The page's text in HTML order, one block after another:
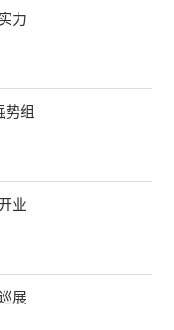
受消费者青睐的
会觉得采暖用空
个系统呢?其实，
二者之间的差
弊端，比如最常
出口位于高处，
造成头热脚冷，
但地暖供热系统
来自地面，热空
成自然的空气循
力
组
业
展